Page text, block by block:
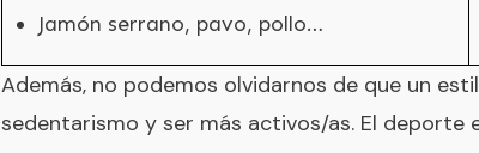
Jamón serrano, pavo, pollo…
Además, no podemos olvidarnos de que un
sedentarismo y ser más activos/as. El deporte